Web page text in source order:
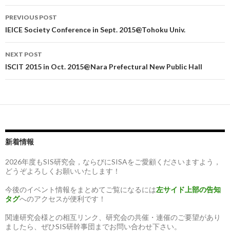
Post
navigation
PREVIOUS POST
IEICE Society Conference in Sept. 2015@Tohoku Univ.
NEXT POST
ISCIT 2015 in Oct. 2015@Nara Prefectural New Public Hall
新着情報
2026年度もSIS研究会，ならびにSISAをご愛顧くださいますよう，
どうぞよろしくお願いいたします！
今後のイベント情報をまとめてご覧になるには左サイド上部の告知
タグへのアクセスが便利です！
関連研究会様との相互リンク、研究会の共催・連催のご要望があり
ましたら、ぜひSIS研幹事団までお問い合わせ下さい。